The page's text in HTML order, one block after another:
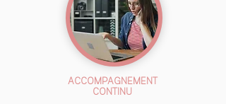
ACCOMPAGNEMENT
CONTINU